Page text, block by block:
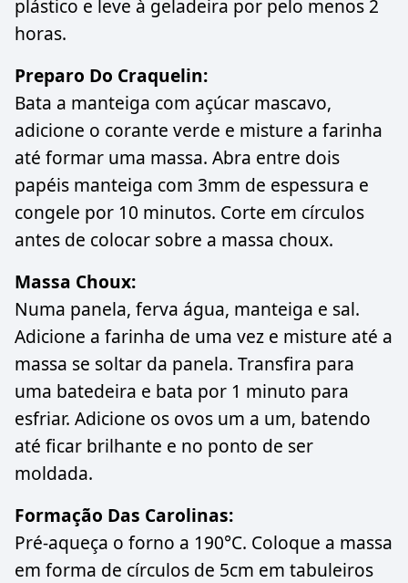
plástico e leve à geladeira por pelo menos 2
horas.
Preparo Do Craquelin:
Bata a manteiga com açúcar mascavo,
adicione o corante verde e misture a farinha
até formar uma massa. Abra entre dois
papéis manteiga com 3mm de espessura e
congele por 10 minutos. Corte em círculos
antes de colocar sobre a massa choux.
Massa Choux:
Numa panela, ferva água, manteiga e sal.
Adicione a farinha de uma vez e misture até a
massa se soltar da panela. Transfira para
uma batedeira e bata por 1 minuto para
esfriar. Adicione os ovos um a um, batendo
até ficar brilhante e no ponto de ser
moldada.
Formação Das Carolinas:
Pré-aqueça o forno a 190°C. Coloque a massa
em forma de círculos de 5cm em tabuleiros